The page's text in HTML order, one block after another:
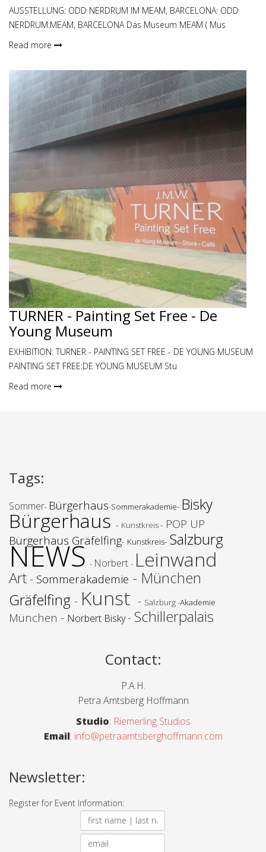
AUSSTELLUNG: ODD NERDRUM IM MEAM, BARCELONA: ODD
NERDRUM:MEAM, BARCELONA Das Museum MEAM ( Mus
Read more
TURNER - Painting Set Free - De
Young Museum
EXHIBITION: TURNER - PAINTING SET FREE - DE YOUNG MUSEUM
PAINTING SET FREE:DE YOUNG MUSEUM Stu
Read more
Tags:
Sommer- Bürgerhaus-Sommerakademie- Bisky
Bürgerhaus - Kunstkreis- POP UP
Bürgerhaus Gräfelfing- Kunstkreis- Salzburg
NEWS - Norbert - Leinwand
Art - Sommerakademie - München
Gräfelfing - Kunst - Salzburg -Akademie
München - Norbert Bisky- Schillerpalais
Contact:
P.A.H.
Petra Amtsberg Hoffmann
Studio: Riemerling Studios
Email: info@petraamtsberghoffmann.com
Newsletter:
Register for Event Information: